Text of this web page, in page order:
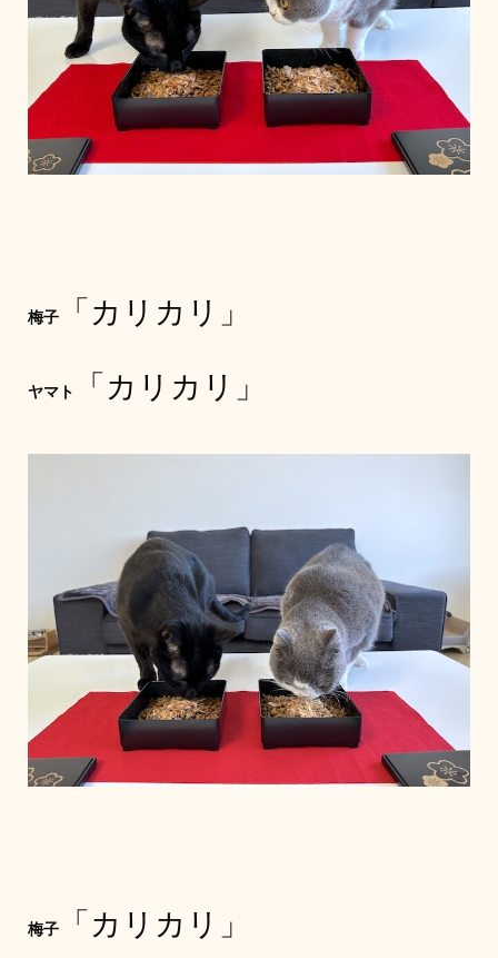
梅子「カリカリ」
ヤマト 「カリカリ」
梅子「カリカリ」